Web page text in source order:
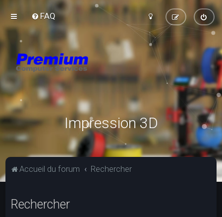
FAQ
Impression 3D
Accueil du forum Rechercher
Rechercher